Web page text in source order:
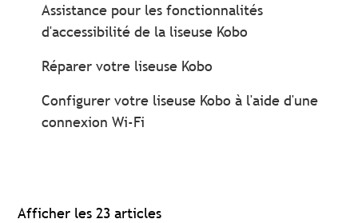
Assistance pour les fonctionnalités
d'accessibilité de la liseuse Kobo
Réparer votre liseuse Kobo
Configurer votre liseuse Kobo à l'aide d'une
connexion Wi-Fi
Afficher les 23 articles